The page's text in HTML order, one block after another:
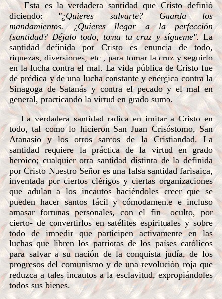
Esta es la verdadera santidad que Cristo definió
diciendo: "¿Quieres salvarte? Guarda los
mandamientos. ¿Quieres llegar a la perfección
(santidad? Déjalo todo, toma tu cruz y sígueme". La
santidad definida por Cristo es enuncia de todo,
riquezas, diversiones, etc., para tomar la cruz y seguirlo
en la lucha contra el mal. La vida pública de Cristo fue
de prédica y de una lucha constante y enérgica contra la
Sinagoga de Satanás y contra el pecado y el mal en
general, practicando la virtud en grado sumo.
La verdadera santidad radica en imitar a Cristo en
todo, tal como lo hicieron San Juan Crisóstomo, San
Atanasio y los otros santos de la Cristiandad. La
santidad requiere la práctica de la virtud en grado
heroico; cualquier otra santidad distinta de la definida
por Cristo Nuestro Señor es una falsa santidad farisaica,
inventada por ciertos clérigos y ciertas organizaciones
que adulan a los incautos haciéndoles creer que se
pueden hacer santos fácil y cómodamente e incluso
amasar fortunas personales, con el fin –oculto, por
cierto- de convertirlos en satélites espirituales y sobre
todo de impedir que participen activamente en las
luchas que libren los patriotas de los países católicos
para salvar a su nación de la conquista judía, de los
progresos del comunismo y de una revolución roja que
reduzca a tales incautos a la esclavitud, expropiándoles
todos sus bienes.